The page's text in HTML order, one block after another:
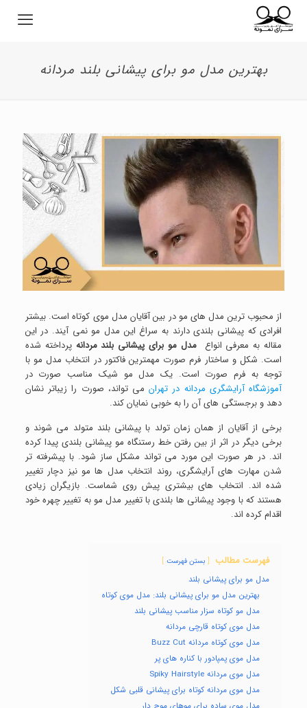
بهترین مدل مو برای پیشانی بلند مردانه
از محبوب ترین مدل های مو در بین آقایان مدل موی کوتاه است. بیشتر
افرادی که پیشانی بلندی دارند به سراغ این مدل مو نمی آیند. در این
مقاله به معرفی انواع مدل مو برای پیشانی بلند مردانه پرداخته شده
است. شکل و ساختار فرم صورت مهمترین فاکتور در انتخاب مدل مو با
توجه به فرم صورت است. یک مدل مو شیک مناسب صورت در
آموزشگاه آرایشگری مردانه در تهرانمی تواند، صورت را زیباتر نشان
دهد و برجستگی های آن را به خوبی نمایان کند.
برخی از آقایان از همان زمان تولد با پیشانی بلند متولد می شوند و
برخی دیگر در اثر از بین رفتن خط رستنگاه مو پیشانی بلندی پیدا کرده
اند. در هر صورت این مورد می تواند مشکل ساز شود. با پیشرفته تر
شدن مهارت های آرایشگری، روند انتخاب مدل ها مو نیز دچار تغییر
شده اند. انتخاب های بیشتری پیش روی شماست. بازیگران زیادی
هستند که با وجود پیشانی ها بلندی با تغییر مدل مو به تغییر چهره خود
اقدام کرده اند.
فهرست مطالب بستن فهرست
مدل مو برای پیشانی بلند
بهترین مدل مو برای پیشانی بلند: مدل موی کوتاه
مدل مو کوتاه سزار مناسب پیشانی بلند
مدل موی کوتاه قارچی مردانه
مدل موی کوتاه مردانه Buzz Cut
مدل موی پمپادور با کناره های پر
مدل موی مردانه Spiky Hairstyle
مدل موی مردانه کوتاه برای پیشانی قلبی شکل